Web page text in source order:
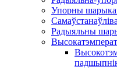
Упорны
Радыяльны